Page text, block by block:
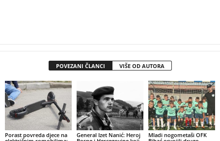
POVEZANI ČLANCI VIŠE OD AUTORA
Porast povreda djece na
General Izet Nanić: Heroj
Mladi nogometaši OFK